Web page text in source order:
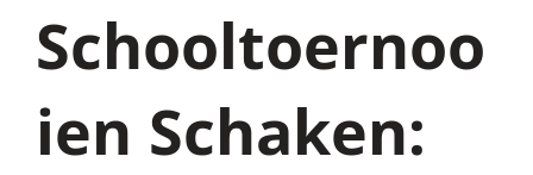
Schooltoernoo
ien Schaken: